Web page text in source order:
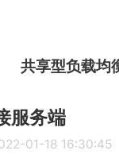
共享型负载均
服务端
01-18 16:30:45